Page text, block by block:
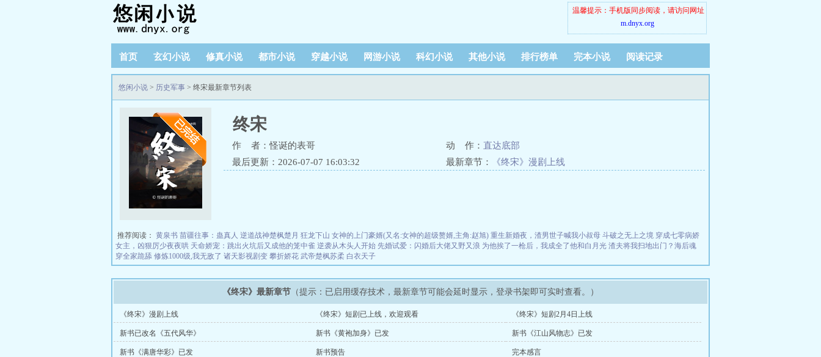
温馨提示：手机版同步阅读，请访问网址
m.dnyx.org
首页 玄幻小说 修真小说 都市小说 穿越小说 网游小说 科幻小说 其他小说 排行榜单 完本小说 阅读记录
悠闲小说 > 历史军事 > 终宋最新章节列表
终宋
作 者：怪诞的表哥 动 作： 直达底部
最后更新：2026-07-07 16:03:32
最新章节： 《终宋》漫剧上线
推荐阅读： 黄泉书 苗疆往事：蛊真人 逆道战神楚枫楚月 狂龙下山 女神的上门豪婿(又名:女神的超级赘婿,主角:赵旭) 重生新婚夜，渣男世子喊我小叔母 斗破之无上之境 穿成七零病娇
女主，凶狠厉少夜夜哄 天命娇宠：跳出火坑后又成他的笼中雀 逆袭从木头人开始 先婚试爱：闪婚后大佬又野又浪 为他挨了一枪后，我成全了他和白月光 渣夫将我扫地出门？海后魂
穿全家跪舔 修炼1000级,我无敌了 诸天影视剧变 攀折娇花 武帝楚枫苏柔 白衣天子
《终宋》最新章节 （提示：已启用缓存技术，最新章节可能会延时显示，登录书架即可实时查看。）
《终宋》漫剧上线 《终宋》短剧已上线，欢迎观看 《终宋》短剧2月4日上线
新书已改名《五代风华》 新书《黄袍加身》已发 新书《江山风物志》已发
新书《满唐华彩》已发 新书预告 完本感言